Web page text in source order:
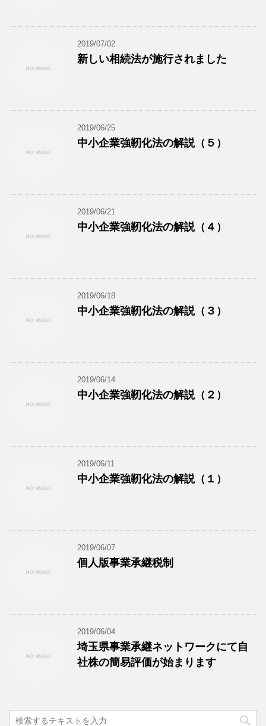
2019/07/02
新しい相続法が施行されました
2019/06/25
中小企業強靭化法の解説（５）
2019/06/21
中小企業強靭化法の解説（４）
2019/06/18
中小企業強靭化法の解説（３）
2019/06/14
中小企業強靭化法の解説（２）
2019/06/11
中小企業強靭化法の解説（１）
2019/06/07
個人版事業承継税制
2019/06/04
埼玉県事業承継ネットワークにて自
社株の簡易評価が始まります